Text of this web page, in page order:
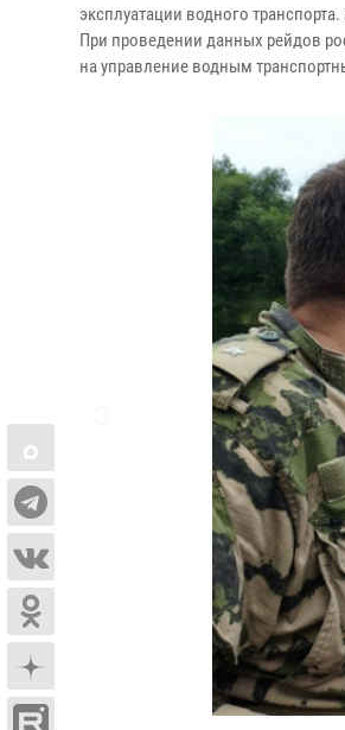
эксплуатации водного
При проведении данных рейдов
на управление водным